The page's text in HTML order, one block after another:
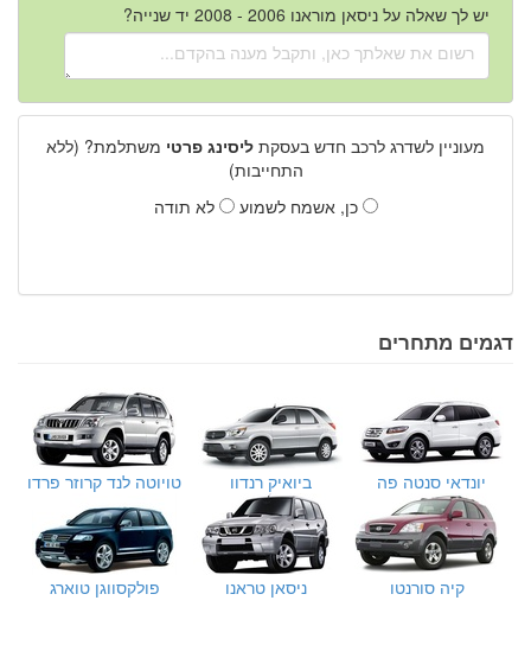
יש לך שאלה על ניסאן מוראנו 2006 - 2008 יד שנייה?
מעוניין לשדרג לרכב חדש בעסקת ליסינג פרטי משתלמת? (ללא
התחייבות)
כן, אשמח לשמוע
לא תודה
דגמים מתחרים
יונדאי סנטה פה ביואיק רנדוו טויוטה לנד קרוזר פרדו
קיה סורנטו ניסאן טראנו פולקסווגן טוארג